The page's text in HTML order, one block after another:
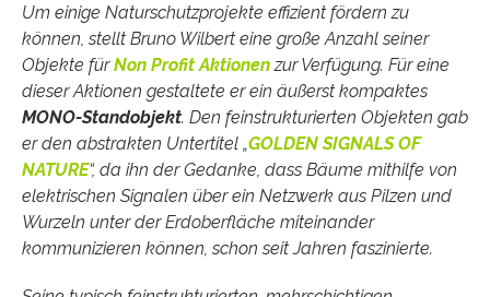
Um einige Naturschutzprojekte effizient fördern zu
können, stellt Bruno Wilbert eine große Anzahl seiner
Objekte fürNon Profit Aktionen zur Verfügung. Für eine
dieser Aktionen gestaltete er ein äußerst kompaktes
MONO-Standobjekt. Den feinstrukturierten Objekten gab
er den abstrakten Untertitel „GOLDEN SIGNALS OF
NATURE“, da ihn der Gedanke, dass Bäume mithilfe von
elektrischen Signalen über ein Netzwerk aus Pilzen und
Wurzeln unter der Erdoberfläche miteinander
kommunizieren können, schon seit Jahren faszinierte.